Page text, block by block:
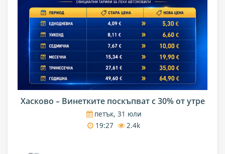
Хасково – Винетките поскъпват с 30% от утре
петък, 31 юли
19:27
2.4k